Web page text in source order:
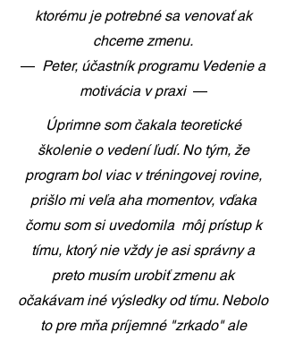
ktorému je potrebné sa venovať ak
chceme zmenu.
— Peter, účastník programu Vedenie a
motivácia v praxi —
Úprimne som čakala teoretické
školenie o vedení ľudí. No tým, že
program bol viac v tréningovej rovine,
prišlo mi veľa aha momentov, vďaka
čomu som si uvedomila môj prístup k
tímu, ktorý nie vždy je asi správny a
preto musím urobiť zmenu ak
očakávam iné výsledky od tímu. Nebolo
to pre mňa príjemné "zrkado" ale